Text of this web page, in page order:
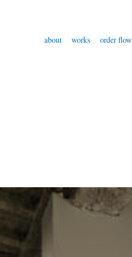
about works order flow